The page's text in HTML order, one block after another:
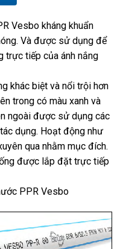
Vesbo kháng khuẩn
Và được sử dụng để
trực tiếp của ánh nắng
khác biệt và nổi trội hơn
trong có màu xanh và
ngoài được sử dụng các
dụng. Hoạt động như
qua nhằm mục đích.
được lắp đặt trực tiếp
PPR Vesbo